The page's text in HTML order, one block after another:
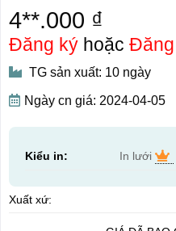
4**.000 ₫
Đăng kýhoặc
TG sản xuất: 10 ngày
Ngày cn giá: 2024-04-05
Kiểu in: In lưới
Xuất xứ: